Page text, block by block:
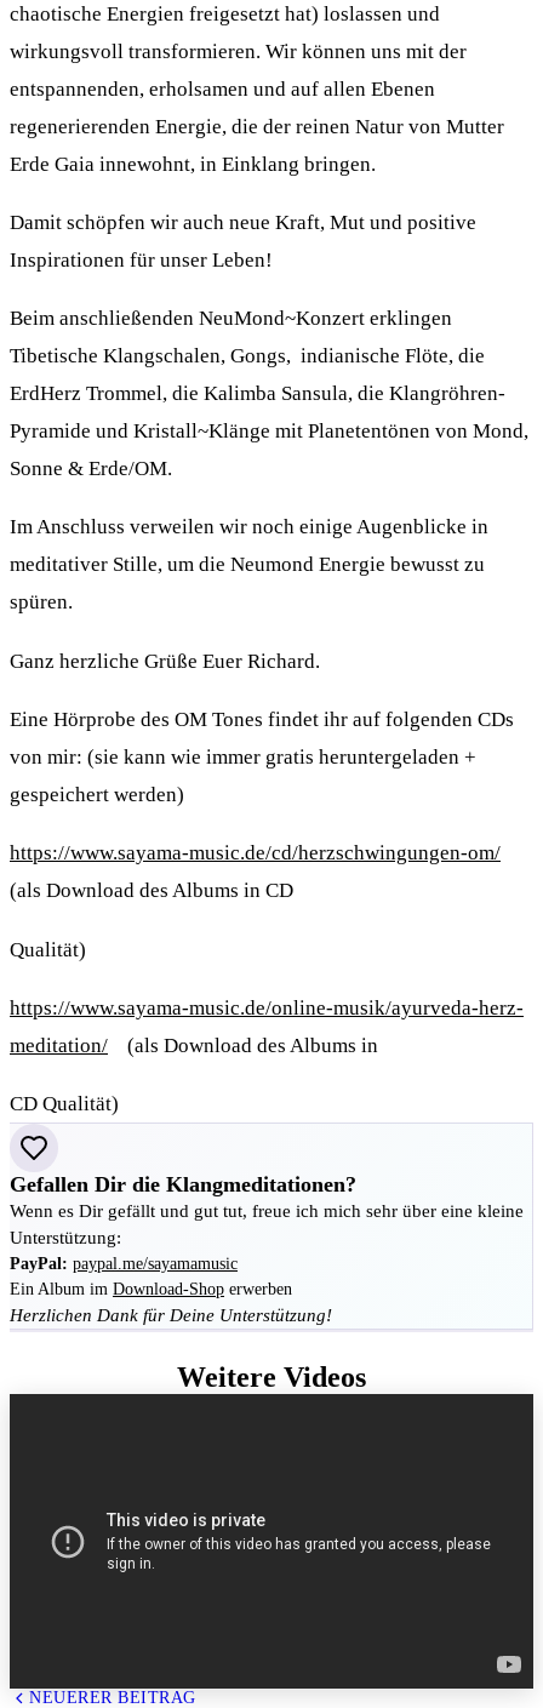
chaotische Energien freigesetzt hat) loslassen und
wirkungsvoll transformieren. Wir können uns mit der
entspannenden, erholsamen und auf allen Ebenen
regenerierenden Energie, die der reinen Natur von Mutter
Erde Gaia innewohnt, in Einklang bringen.
Damit schöpfen wir auch neue Kraft, Mut und positive
Inspirationen für unser Leben!
Beim anschließenden NeuMond~Konzert erklingen
Tibetische Klangschalen, Gongs, indianische Flöte, die
ErdHerz Trommel, die Kalimba Sansula, die Klangröhren-
Pyramide und Kristall~Klänge mit Planetentönen von Mond,
Sonne & Erde/OM.
Im Anschluss verweilen wir noch einige Augenblicke in
meditativer Stille, um die Neumond Energie bewusst zu
spüren.
Ganz herzliche Grüße Euer Richard.
Eine Hörprobe des OM Tones findet ihr auf folgenden CDs
von mir: (sie kann wie immer gratis heruntergeladen +
gespeichert werden)
https://www.sayama-music.de/cd/herzschwingungen-om/
(als Download des Albums in CD
Qualität)
https://www.sayama-music.de/online-musik/ayurveda-herz-
meditation/ (als Download des Albums in
CD Qualität)
Gefallen Dir die Klangmeditationen?
Wenn es Dir gefällt und gut tut, freue ich mich sehr über eine kleine
Unterstützung:
PayPal: paypal.me/sayamamusic
Ein Album im Download-Shop erwerben
Herzlichen Dank für Deine Unterstützung!
Weitere Videos
NEUERER BEITRAG